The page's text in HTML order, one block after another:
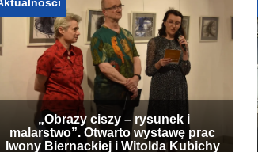
„Obrazy ciszy – rysunek i
malarstwo”. Otwarto wystawę prac